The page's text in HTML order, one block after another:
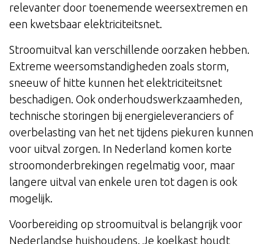
relevanter door toenemende weersextremen en
een kwetsbaar elektriciteitsnet.
Stroomuitval kan verschillende oorzaken hebben.
Extreme weersomstandigheden zoals storm,
sneeuw of hitte kunnen het elektriciteitsnet
beschadigen. Ook onderhoudswerkzaamheden,
technische storingen bij energieleveranciers of
overbelasting van het net tijdens piekuren kunnen
voor uitval zorgen. In Nederland komen korte
stroomonderbrekingen regelmatig voor, maar
langere uitval van enkele uren tot dagen is ook
mogelijk.
Voorbereiding op stroomuitval is belangrijk voor
Nederlandse huishoudens. Je koelkast houdt